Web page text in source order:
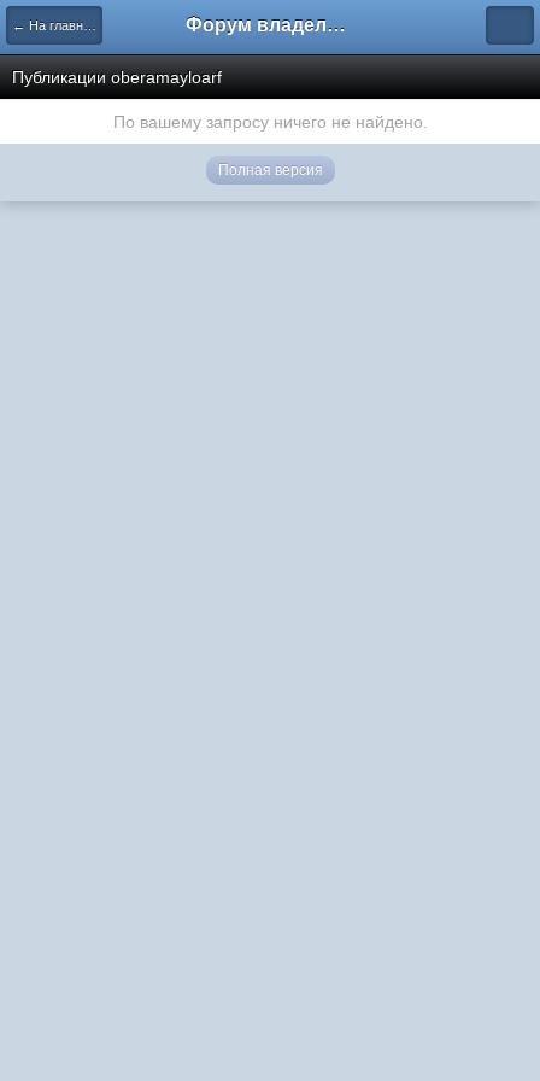
← На главную Форум владельцев интернет-магазинов
Публикации oberamayloarf
По вашему запросу ничего не найдено.
Полная версия